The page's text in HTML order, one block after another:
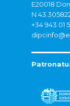
E20018
N
+34 943 01